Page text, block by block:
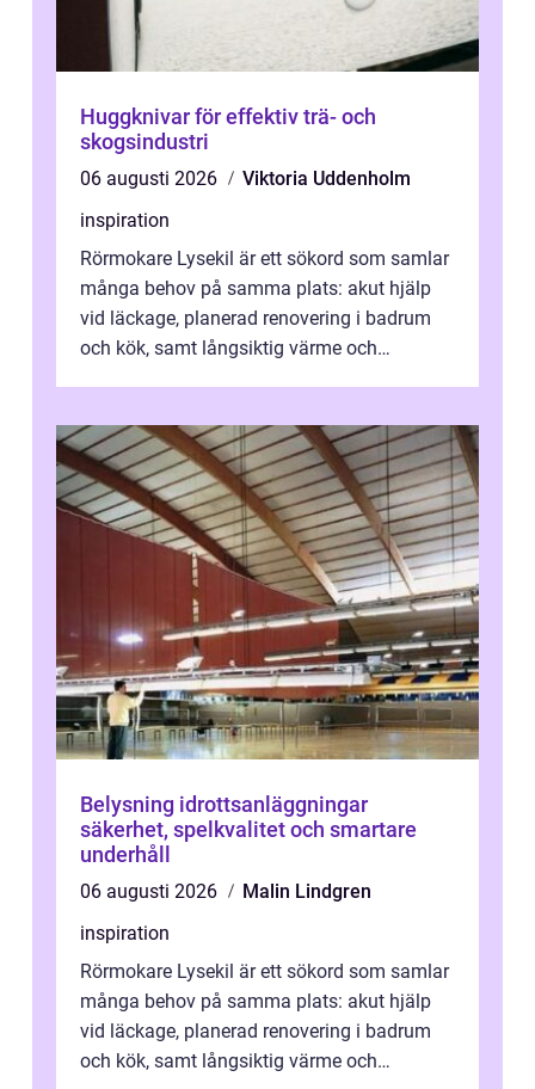
Huggknivar för effektiv trä- och
skogsindustri
06 augusti 2026
Viktoria Uddenholm
inspiration
Rörmokare Lysekil är ett sökord som samlar
många behov på samma plats: akut hjälp
vid läckage, planerad renovering i badrum
och kök, samt långsiktig värme och
Belysning idrottsanläggningar
säkerhet, spelkvalitet och smartare
underhåll
06 augusti 2026
Malin Lindgren
inspiration
Rörmokare Lysekil är ett sökord som samlar
många behov på samma plats: akut hjälp
vid läckage, planerad renovering i badrum
och kök, samt långsiktig värme och